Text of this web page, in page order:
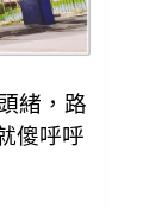
緒， 路
傻呼呼